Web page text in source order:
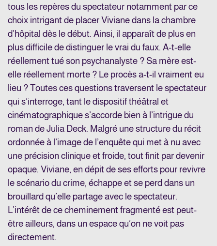
tous les repères du spectateur notamment par ce
choix intrigant de placer Viviane dans la chambre
d’hôpital dès le début. Ainsi, il apparaît de plus en
plus difficile de distinguer le vrai du faux. A-t-elle
réellement tué son psychanalyste ? Sa mère est-
elle réellement morte ? Le procès a-t-il vraiment eu
lieu ? Toutes ces questions traversent le spectateur
qui s’interroge, tant le dispositif théâtral et
cinématographique s’accorde bien à l’intrigue du
roman de Julia Deck. Malgré une structure du récit
ordonnée à l’image de l’enquête qui met à nu avec
une précision clinique et froide, tout finit par devenir
opaque. Viviane, en dépit de ses efforts pour revivre
le scénario du crime, échappe et se perd dans un
brouillard qu’elle partage avec le spectateur.
L’intérêt de ce cheminement fragmenté est peut-
être ailleurs, dans un espace qu’on ne voit pas
directement.